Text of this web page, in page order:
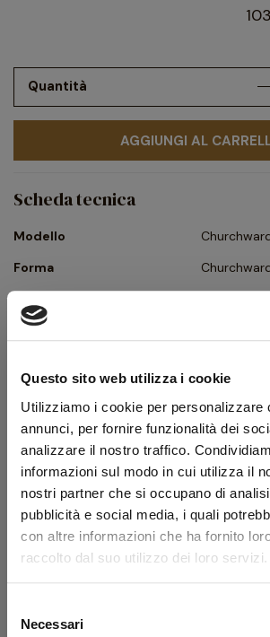
Questo sito web utilizza i cookie
Utilizziamo i cookie per personalizzare
annunci, per fornire funzionalità dei
analizzare il nostro traffico.
informazioni sul modo in cui utilizza il
nostri partner che si occupano di
pubblicità e social media, i quali
con altre informazioni che ha fornito
raccolto dal suo utilizzo dei loro servizi.
delNecessari
Quantità
AGGIUNGI AL
Scheda tecnica
Modello
Forma
Finissaggio
Foro bocchino (mm)
3
Filtro
No
Peso (g)
Ghiera
Argento
Confezione originale